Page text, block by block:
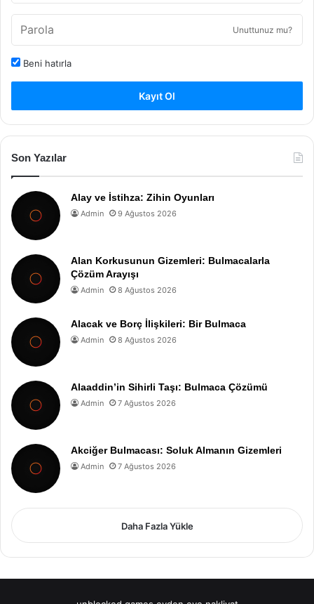
Unuttunuz mu?
Beni hatırla
Kayıt Ol
Son Yazılar
Alay ve İstihza: Zihin Oyunları
Admin 9 Ağustos 2026
Alan Korkusunun Gizemleri: Bulmacalarla
Çözüm Arayışı
Admin 8 Ağustos 2026
Alacak ve Borç İlişkileri: Bir Bulmaca
Admin 8 Ağustos 2026
Alaaddin’in Sihirli Taşı: Bulmaca Çözümü
Admin 7 Ağustos 2026
Akciğer Bulmacası: Soluk Almanın Gizemleri
Admin 7 Ağustos 2026
Daha Fazla Yükle